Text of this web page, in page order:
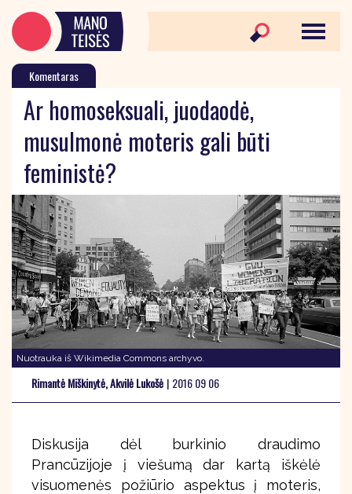
Komentaras
Ar homoseksuali, juodaodė,
musulmonė moteris gali būti
feministė?
Nuotrauka iš Wikimedia Commons archyvo.
Rimantė Miškinytė, Akvilė Lukošė | 2016 09 06
Diskusija dėl burkinio draudimo
Prancūzijoje į viešumą dar kartą iškėlė
visuomenės požiūrio aspektus į moteris,